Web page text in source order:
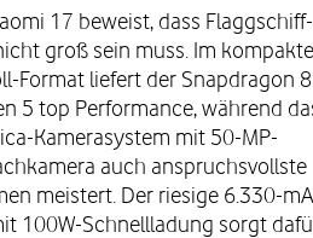
17 beweist, dass Flaggschiff-
groß sein muss. Im
Format liefert der Snapdragon 8
5 top Performance, während
Kamerasystem mit 50-MP-
auch anspruchsvollste
meistert. Der riesige 6.330-
100W-Schnellladung sorgt